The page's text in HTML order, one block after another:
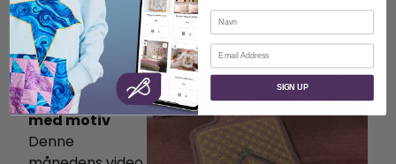
tilpasset design.
LAST NED LEKSION-MAC
LAST NED LEKSJON – PC
Utvalgt video:
Bagasjelapp
med motiv
Denne
Navn
E-post
SIGN UP